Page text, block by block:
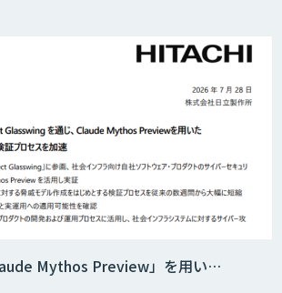
Mythos Preview」を用い…